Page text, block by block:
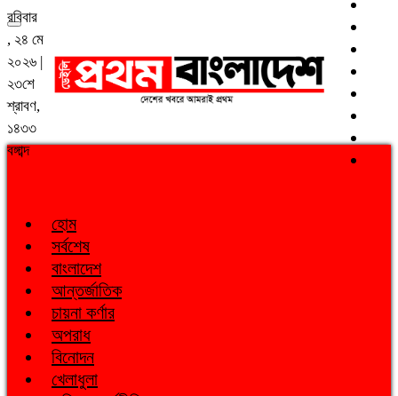
রবিবার
, ২৪ মে
২০২৬ |
২৩শে
শ্রাবণ,
১৪৩৩
বঙ্গাব্দ
হোম
সর্বশেষ
বাংলাদেশ
আন্তর্জাতিক
চায়না কর্ণার
অপরাধ
বিনোদন
খেলাধুলা